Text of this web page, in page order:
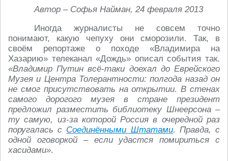
Автор – Софья Найман, 24 февраля 2013
Иногда журналисты не совсем точно
понимают, какую чепуху они сморозили. Так, в
своём репортаже о походе «Владимира на
Хазарию» телеканал «Дождь» описал события так.
«Владимир Путин всё-таки доехал до Еврейского
Музея и Центра Толерантности: полгода назад он
не смог присутствовать на открытии. В стенах
самого дорогого музея в стране президент
предложил разместить библиотеку Шнеерсона –
ту самую, из-за которой Россия в очередной раз
поругалась с Соединёнными Штатами. Правда, с
одной оговоркой – если удастся помириться с
хасидами».